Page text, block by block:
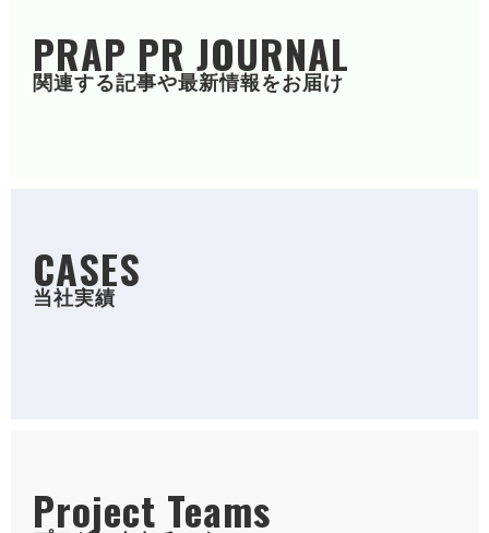
PRAP PR JOURNAL
関連する記事や最新情報をお届け
CASES
当社実績
Project Teams